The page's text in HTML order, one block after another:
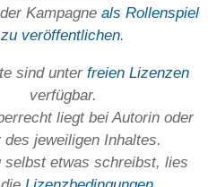
Kam­pagne als Rollenspiel
zu ver­öffent­lichen.
sind unter freien Lizenzen
verfügbar.
liegt bei Autorin oder
des jeweiligen In­haltes.
selbst etwas schreibst, lies